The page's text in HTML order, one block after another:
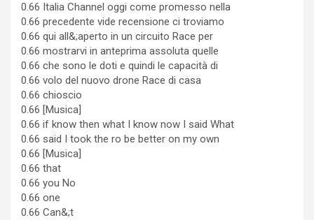
0.66 Italia Channel oggi come promesso nella
0.66 precedente vide recensione ci troviamo
0.66 qui all&;aperto in un circuito Race per
0.66 mostrarvi in anteprima assoluta quelle
0.66 che sono le doti e quindi le capacità di
0.66 volo del nuovo drone Race di casa
0.66 chioscio
0.66 [Musica]
0.66 if know then what I know now I said What
0.66 said I took the ro be better on my own
0.66 [Musica]
0.66 that
0.66 you No
0.66 one
0.66 Can&;t